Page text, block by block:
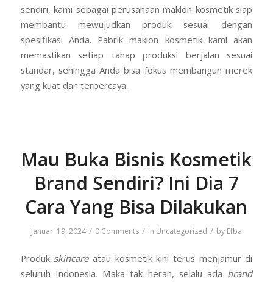
sendiri, kami sebagai perusahaan maklon kosmetik siap
membantu mewujudkan produk sesuai dengan
spesifikasi Anda. Pabrik maklon kosmetik kami akan
memastikan setiap tahap produksi berjalan sesuai
standar, sehingga Anda bisa fokus membangun merek
yang kuat dan terpercaya.
Mau Buka Bisnis Kosmetik
Brand Sendiri? Ini Dia 7
Cara Yang Bisa Dilakukan
Januari 19, 2024 / 0 Comments / in Uncategorized / by Efba
Produk skincare atau kosmetik kini terus menjamur di
seluruh Indonesia. Maka tak heran, selalu ada brand